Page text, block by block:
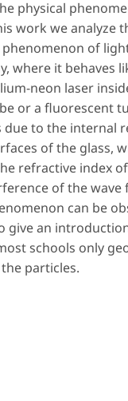
physical
work we analyze
of
where it behaves
neon laser
or a fluorescent
due to the internal
of the glass,
refractive index
of the wave
can be
give an
schools only
particles.